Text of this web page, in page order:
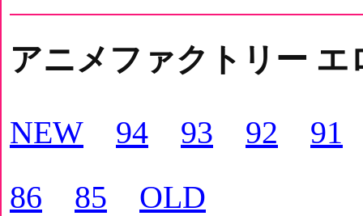
アニメファクトリー
NEW
94 93 92
91
86
85 OLD